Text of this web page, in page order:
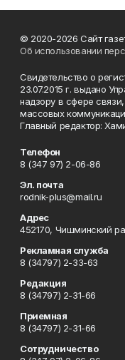
© 2020-2026 Сайт
Об использовании
Свидетельство о
23.07.2015 г. выдано
надзору в сфере
массовых
Главный редактор:
Телефон
8 (347 97) 2-06-86
Эл. почта
rodnik-plus@mail.ru
Адрес
452170, Чишминский
Рекламная служба
8 (34797) 2-33-63
Редакция
8 (34797) 2-31-66
Приемная
8 (34797) 2-31-66
Сотрудничество